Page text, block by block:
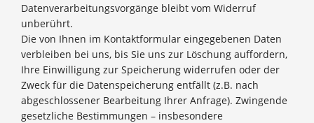
Datenverarbeitungsvorgänge bleibt vom Widerruf
unberührt.
Die von Ihnen im Kontaktformular eingegebenen Daten
verbleiben bei uns, bis Sie uns zur Löschung auffordern,
Ihre Einwilligung zur Speicherung widerrufen oder der
Zweck für die Datenspeicherung entfällt (z.B. nach
abgeschlossener Bearbeitung Ihrer Anfrage). Zwingende
gesetzliche Bestimmungen – insbesondere